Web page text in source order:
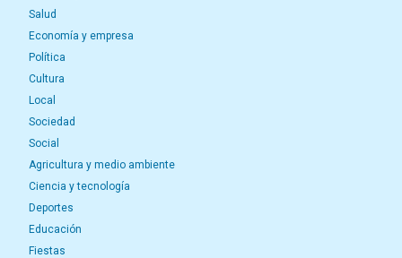
Salud
Economía y empresa
Política
Cultura
Local
Sociedad
Social
Agricultura y medio ambiente
Ciencia y tecnología
Deportes
Educación
Fiestas